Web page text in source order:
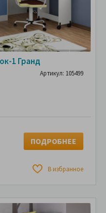
1 Гранд
Артикул: 105499
В избранное
ПОДРОБНЕЕ